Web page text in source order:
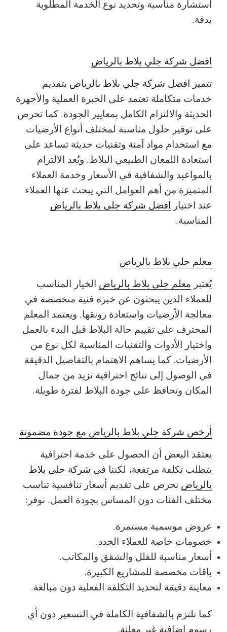
استشارة مناسبة وتحديد نوع الخدمة المطلوبة
بدقة.
افضل شركة جلي بلاط بالرياض
تتميز افضل شركة جلي بلاط بالرياض بتقديم
خدمات متكاملة تعتمد على الخبرة العملية والأجهزة
الحديثة والالتزام الكامل بمعايير الجودة. كما تحرص
على توفير حلول مناسبة لمختلف أنواع الأرضيات
مع استخدام مواد آمنة وتقنيات حديثة تساعد على
استعادة اللمعان الطبيعي البلاط. ويُعد الالتزام
بالمواعيد والشفافية في الأسعار وخدمة العملاء
المتميزة من أهم العوامل التي يبحث عنها العملاء
عند اختيار افضل شركة جلي بلاط بالرياض
المناسبة.
معلم جلي بلاط بالرياض
يُعتبر معلم جلي بلاط بالرياض الخيار المناسب
للعملاء الذين يبحثون عن خبرة فنية متخصصة في
معالجة الأرضيات واستعادة رونقها. ويعتمد المعلم
المحترف على تقييم حالة البلاط قبل البدء بالعمل
واختيار الأدوات والتقنيات المناسبة لكل نوع من
الأرضيات. كما يساهم الاهتمام بالتفاصيل الدقيقة
في الوصول إلى نتائج احترافية تزيد من جمال
المكان وتحافظ على جودة البلاط لفترة طويلة.
أرخص شركة جلي بلاط بالرياض مع جودة مضمونة
يعتقد البعض أن الحصول على خدمة احترافية
يتطلب تكلفة مرتفعة، لكننا في شركة جلي بلاط
بالرياض نحرص على تقديم أسعار تنافسية تناسب
مختلف الفئات دون المساس بجودة العمل. نوفر:
عروض موسمية مستمرة.
خصومات خاصة للعملاء الجدد.
أسعار مناسبة للفلل والشقق والمكاتب.
باقات مخصصة للمشاريع الكبيرة.
معاينة دقيقة لتحديد التكلفة الفعلية دون مبالغة.
كما نلتزم بالشفافية الكاملة في التسعير دون أي
رسوم إضافية غير معلنة.